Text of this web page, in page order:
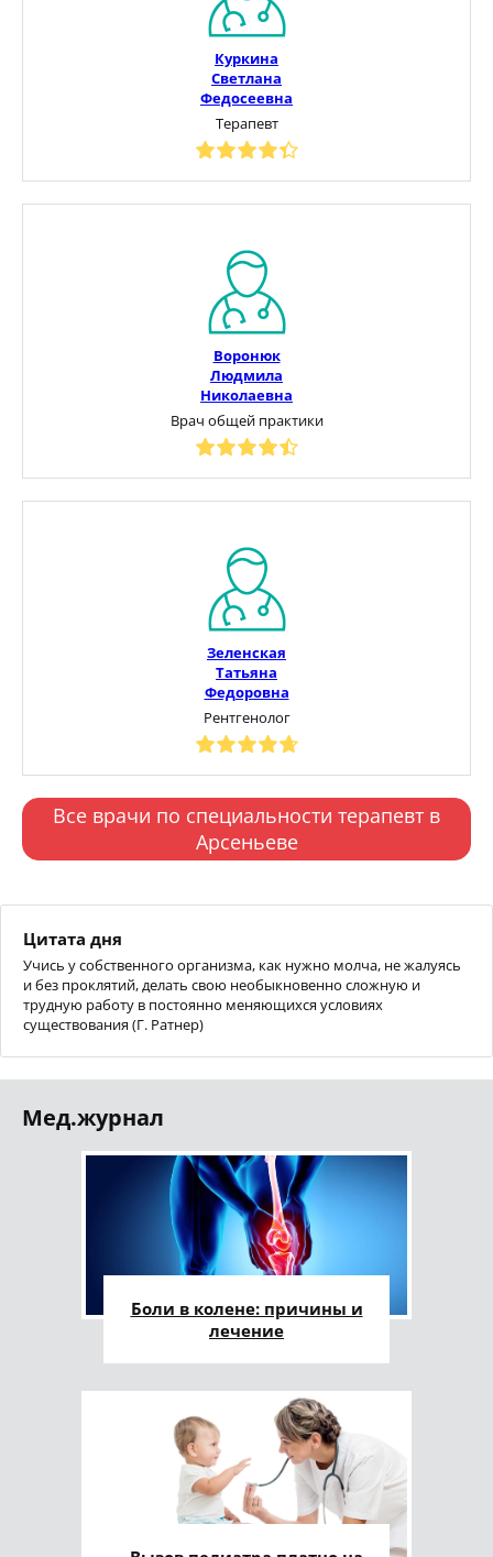
Куркина
Светлана
Федосеевна
Терапевт
Воронюк
Людмила
Николаевна
Врач общей практики
Зеленская
Татьяна
Федоровна
Рентгенолог
Все врачи по специальности терапевт в
Арсеньеве
Цитата дня
Учись у собственного организма, как нужно молча, не жалуясь
и без проклятий, делать свою необыкновенно сложную и
трудную работу в постоянно меняющихся условиях
существования (Г. Ратнер)
Мед.журнал
Боли в колене: причины и
лечение